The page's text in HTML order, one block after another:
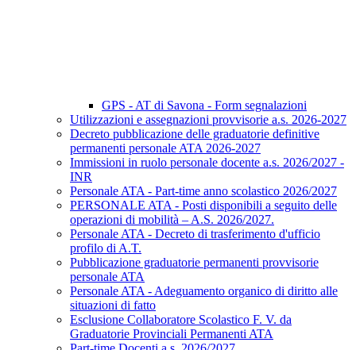
GPS - AT di Savona - Form segnalazioni
Utilizzazioni e assegnazioni provvisorie a.s. 2026-2027
Decreto pubblicazione delle graduatorie definitive
permanenti personale ATA 2026-2027
Immissioni in ruolo personale docente a.s. 2026/2027 -
INR
Personale ATA - Part-time anno scolastico 2026/2027
PERSONALE ATA - Posti disponibili a seguito delle
operazioni di mobilità – A.S. 2026/2027.
Personale ATA - Decreto di trasferimento d'ufficio
profilo di A.T.
Pubblicazione graduatorie permanenti provvisorie
personale ATA
Personale ATA - Adeguamento organico di diritto alle
situazioni di fatto
Esclusione Collaboratore Scolastico F. V. da
Graduatorie Provinciali Permanenti ATA